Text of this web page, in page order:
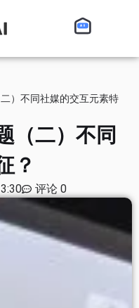
）不同社媒的交互元素特
（二）不同
？
评论 0